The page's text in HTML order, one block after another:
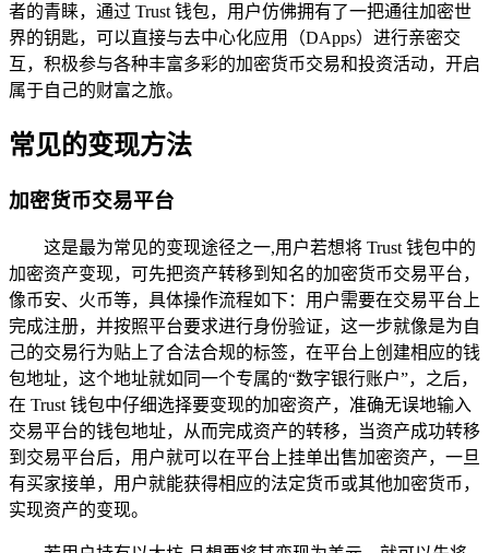
者的青睐，通过 Trust 钱包，用户仿佛拥有了一把通往加密世
界的钥匙，可以直接与去中心化应用（DApps）进行亲密交
互，积极参与各种丰富多彩的加密货币交易和投资活动，开启
属于自己的财富之旅。
常见的变现方法
加密货币交易平台
这是最为常见的变现途径之一,用户若想将 Trust 钱包中的
加密资产变现，可先把资产转移到知名的加密货币交易平台，
像币安、火币等，具体操作流程如下：用户需要在交易平台上
完成注册，并按照平台要求进行身份验证，这一步就像是为自
己的交易行为贴上了合法合规的标签，在平台上创建相应的钱
包地址，这个地址就如同一个专属的“数字银行账户”，之后，
在 Trust 钱包中仔细选择要变现的加密资产，准确无误地输入
交易平台的钱包地址，从而完成资产的转移，当资产成功转移
到交易平台后，用户就可以在平台上挂单出售加密资产，一旦
有买家接单，用户就能获得相应的法定货币或其他加密货币，
实现资产的变现。